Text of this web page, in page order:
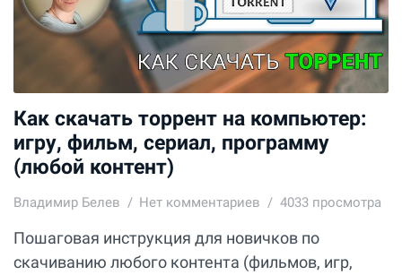
Как скачать торрент на компьютер:
игру, фильм, сериал, программу
(любой контент)
Владимир Белев Нет комментариев 4033 просмотра
Пошаговая инструкция для новичков по
скачиванию любого контента (фильмов, игр,